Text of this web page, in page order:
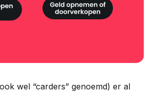
wel “carders” genoemd) er al